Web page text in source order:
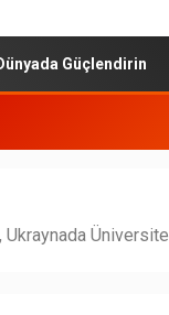
Güçlendirin
Ukraynada Üniversite